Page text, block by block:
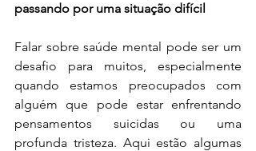
passando por uma situação difícil
Falar sobre saúde mental pode ser um
desafio para muitos, especialmente
quando estamos preocupados com
alguém que pode estar enfrentando
pensamentos suicidas ou uma
profunda tristeza. Aqui estão algumas